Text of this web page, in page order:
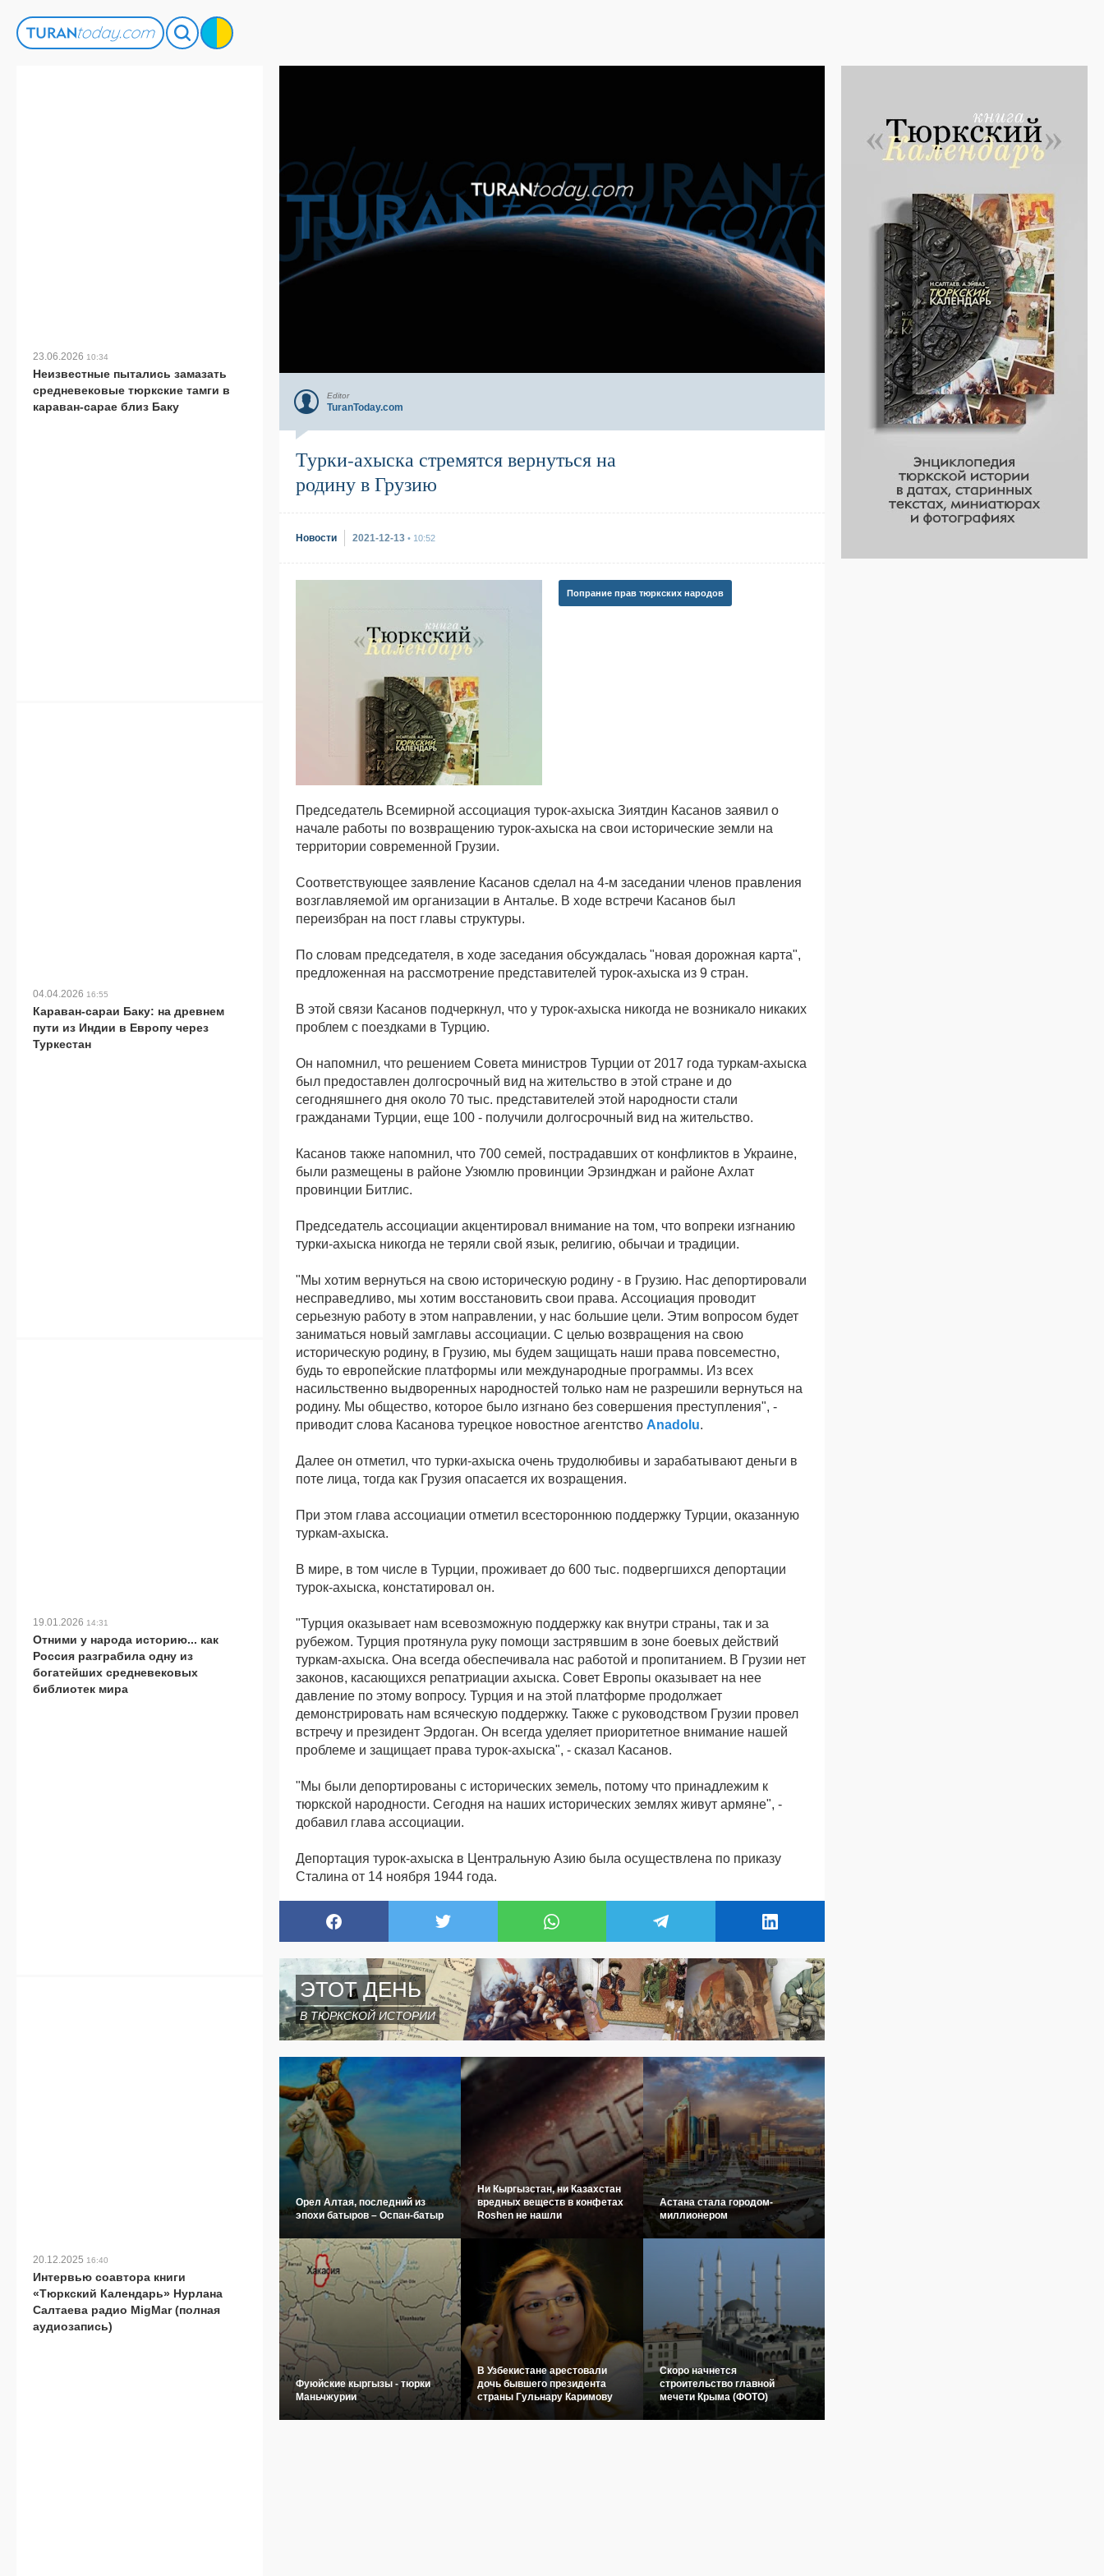
Editor
TuranToday.com
Турки-ахыска стремятся вернуться на
родину в Грузию
Новости 2021-12-13 • 10:52
Попрание прав тюркских народов
Председатель Всемирной ассоциация турок-ахыска Зиятдин Касанов заявил о
начале работы по возвращению турок-ахыска на свои исторические земли на
территории современной Грузии.
Соответствующее заявление Касанов сделал на 4-м заседании членов правления
возглавляемой им организации в Анталье. В ходе встречи Касанов был
переизбран на пост главы структуры.
По словам председателя, в ходе заседания обсуждалась "новая дорожная карта",
предложенная на рассмотрение представителей турок-ахыска из 9 стран.
В этой связи Касанов подчеркнул, что у турок-ахыска никогда не возникало никаких
проблем с поездками в Турцию.
Он напомнил, что решением Совета министров Турции от 2017 года туркам-ахыска
был предоставлен долгосрочный вид на жительство в этой стране и до
сегодняшнего дня около 70 тыс. представителей этой народности стали
гражданами Турции, еще 100 - получили долгосрочный вид на жительство.
Касанов также напомнил, что 700 семей, пострадавших от конфликтов в Украине,
были размещены в районе Узюмлю провинции Эрзинджан и районе Ахлат
провинции Битлис.
Председатель ассоциации акцентировал внимание на том, что вопреки изгнанию
турки-ахыска никогда не теряли свой язык, религию, обычаи и традиции.
"Мы хотим вернуться на свою историческую родину - в Грузию. Нас депортировали
несправедливо, мы хотим восстановить свои права. Ассоциация проводит
серьезную работу в этом направлении, у нас большие цели. Этим вопросом будет
заниматься новый замглавы ассоциации. С целью возвращения на свою
историческую родину, в Грузию, мы будем защищать наши права повсеместно,
будь то европейские платформы или международные программы. Из всех
насильственно выдворенных народностей только нам не разрешили вернуться на
родину. Мы общество, которое было изгнано без совершения преступления", -
приводит слова Касанова турецкое новостное агентство Anadolu.
Далее он отметил, что турки-ахыска очень трудолюбивы и зарабатывают деньги в
поте лица, тогда как Грузия опасается их возращения.
При этом глава ассоциации отметил всестороннюю поддержку Турции, оказанную
туркам-ахыска.
В мире, в том числе в Турции, проживает до 600 тыс. подвергшихся депортации
турок-ахыска, констатировал он.
"Турция оказывает нам всевозможную поддержку как внутри страны, так и за
рубежом. Турция протянула руку помощи застрявшим в зоне боевых действий
туркам-ахыска. Она всегда обеспечивала нас работой и пропитанием. В Грузии нет
законов, касающихся репатриации ахыска. Совет Европы оказывает на нее
давление по этому вопросу. Турция и на этой платформе продолжает
демонстрировать нам всяческую поддержку. Также с руководством Грузии провел
встречу и президент Эрдоган. Он всегда уделяет приоритетное внимание нашей
проблеме и защищает права турок-ахыска", - сказал Касанов.
"Мы были депортированы с исторических земель, потому что принадлежим к
тюркской народности. Сегодня на наших исторических землях живут армяне", -
добавил глава ассоциации.
Депортация турок-ахыска в Центральную Азию была осуществлена по приказу
Сталина от 14 ноября 1944 года.
ЭТОТ ДЕНЬ
В ТЮРКСКОЙ ИСТОРИИ
Орел Алтая, последний из
эпохи батыров – Оспан-батыр
Ни Кыргызстан, ни Казахстан
вредных веществ в конфетах
Roshen не нашли
Астана стала городом-
миллионером
Фуюйские кыргызы - тюрки
Маньчжурии
В Узбекистане арестовали
дочь бывшего президента
страны Гульнару Каримову
Скоро начнется
строительство главной
мечети Крыма (ФОТО)
23.06.2026 10:34
Неизвестные пытались замазать
средневековые тюркские тамги в
караван-сарае близ Баку
04.04.2026 16:55
Караван-сараи Баку: на древнем
пути из Индии в Европу через
Туркестан
19.01.2026 14:31
Отними у народа историю... как
Россия разграбила одну из
богатейших средневековых
библиотек мира
20.12.2025 16:40
Интервью соавтора книги
«Тюркский Календарь» Нурлана
Салтаева радио MigMar (полная
аудиозапись)